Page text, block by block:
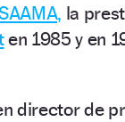
la
en 1985 y en
director de